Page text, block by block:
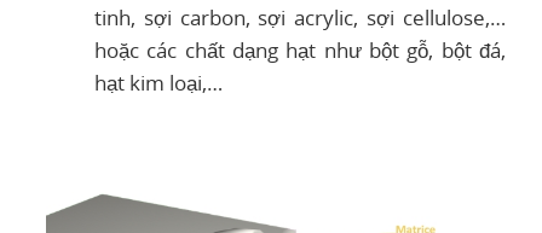
tinh, sợi carbon, sợi acrylic, sợi cellulose,…
hoặc các chất dạng hạt như bột gỗ, bột đá,
hạt kim loại,…